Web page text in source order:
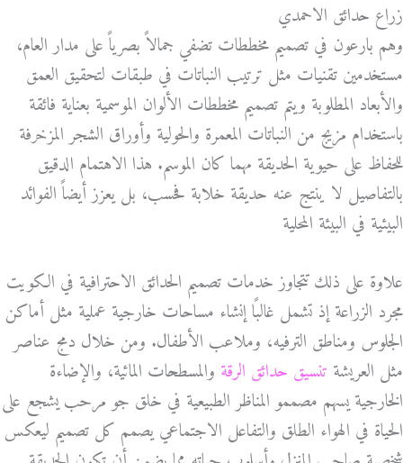
زراع حدائق الاحمدي
وهم بارعون في تصميم مخططات تضفي جمالاً بصرياً على مدار العام،
مستخدمين تقنيات مثل ترتيب النباتات في طبقات لتحقيق العمق
والأبعاد المطلوبة ويتم تصميم مخططات الألوان الموسمية بعناية فائقة
باستخدام مزيج من النباتات المعمرة والحولية وأوراق الشجر المزخرفة
للحفاظ على حيوية الحديقة مهما كان الموسم. هذا الاهتمام الدقيق
بالتفاصيل لا ينتج عنه حديقة خلابة فحسب، بل يعزز أيضاً الفوائد
البيئية في البيئة المحلية
علاوة على ذلك تتجاوز خدمات تصميم الحدائق الاحترافية في الكويت
مجرد الزراعة إذ تشمل غالبًا إنشاء مساحات خارجية عملية مثل أماكن
الجلوس ومناطق الترفيه، وملاعب الأطفال. ومن خلال دمج عناصر
مثل العريشة تنسيق حدائق الرقة والمسطحات المائية، والإضاءة
الخارجية يسهم مصممو المناظر الطبيعية في خلق جو مرحب يشجع على
الحياة في الهواء الطلق والتفاعل الاجتماعي يصمم كل تصميم ليعكس